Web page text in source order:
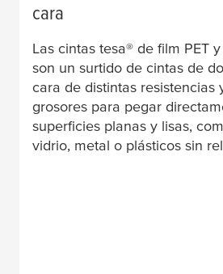
cara
Las cintas tesa® de film PET y
son un surtido de cintas de
cara de distintas resistencias
grosores para pegar
superficies planas y lisas,
vidrio, metal o plásticos sin